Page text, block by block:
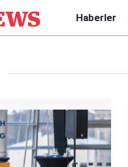
Haberler